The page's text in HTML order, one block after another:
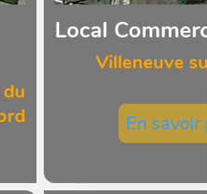
Local
Villeneuve
En savoir